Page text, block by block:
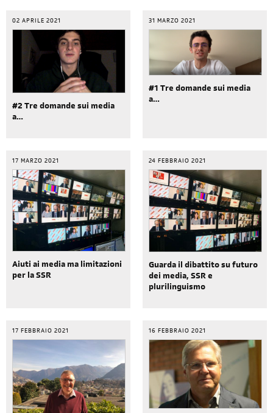
02 APRILE 2021
#2 Tre domande sui media
a…
31 MARZO 2021
#1 Tre domande sui media
a…
17 MARZO 2021
Aiuti ai media ma limitazioni
per la SSR
24 FEBBRAIO 2021
Guarda il dibattito su futuro
dei media, SSR e
plurilinguismo
17 FEBBRAIO 2021 16 FEBBRAIO 2021